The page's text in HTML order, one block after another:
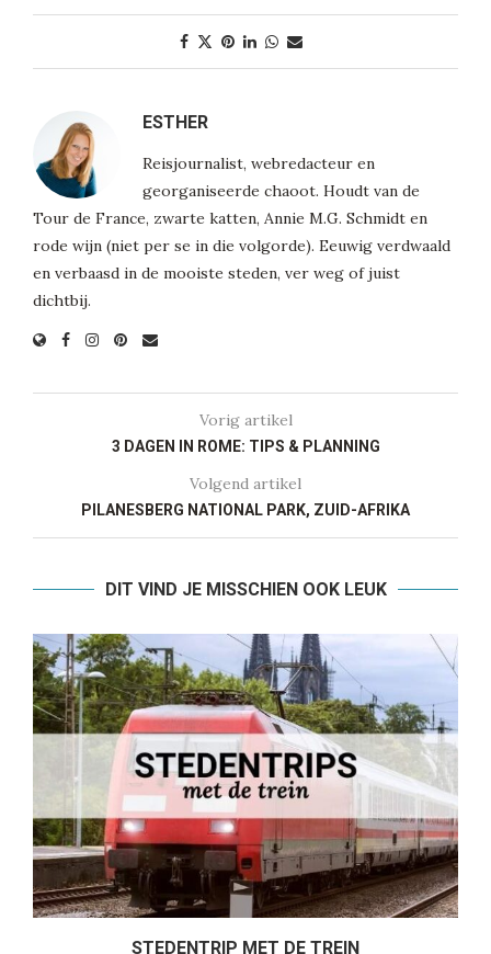
ESTHER
Reisjournalist, webredacteur en
georganiseerde chaoot. Houdt van de
Tour de France, zwarte katten, Annie M.G. Schmidt en
rode wijn (niet per se in die volgorde). Eeuwig verdwaald
en verbaasd in de mooiste steden, ver weg of juist
dichtbij.
Vorig artikel
3 DAGEN IN ROME: TIPS & PLANNING
Volgend artikel
PILANESBERG NATIONAL PARK, ZUID-AFRIKA
DIT VIND JE MISSCHIEN OOK LEUK
STEDENTRIP MET DE TREIN